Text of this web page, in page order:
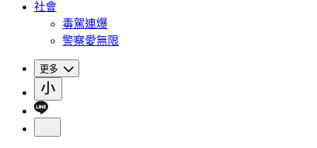
社會
毒駕連爆
警察愛無限
更多